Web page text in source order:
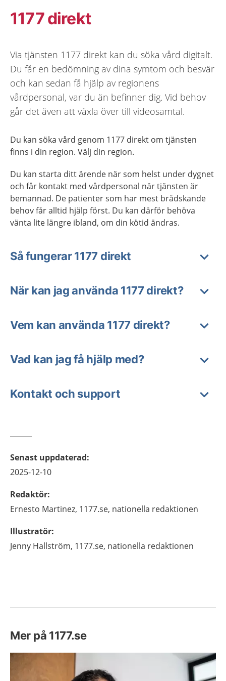
1177 direkt
Via tjänsten 1177 direkt kan du söka vård digitalt.
Du får en bedömning av dina symtom och besvär
och kan sedan få hjälp av regionens
vårdpersonal, var du än befinner dig. Vid behov
går det även att växla över till videosamtal.
Du kan söka vård genom 1177 direkt om tjänsten
finns i din region. Välj din region.
Du kan starta ditt ärende när som helst under dygnet
och får kontakt med vårdpersonal när tjänsten är
bemannad. De patienter som har mest brådskande
behov får alltid hjälp först. Du kan därför behöva
vänta lite längre ibland, om din kötid ändras.
Så fungerar 1177 direkt
När kan jag använda 1177 direkt?
Vem kan använda 1177 direkt?
Vad kan jag få hjälp med?
Kontakt och support
Senast uppdaterad:
2025-12-10
Redaktör:
Ernesto Martinez, 1177.se, nationella redaktionen
Illustratör:
Jenny Hallström, 1177.se, nationella redaktionen
Mer på 1177.se